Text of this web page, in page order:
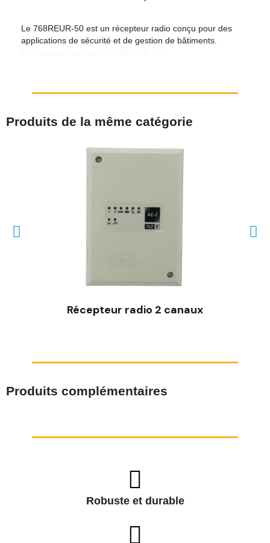
Le 768REUR-50 est un récepteur radio conçu pour des
applications de sécurité et de gestion de bâtiments.
Produits de la même catégorie
Récepteur radio 2 canaux
Produits complémentaires
Robuste et durable